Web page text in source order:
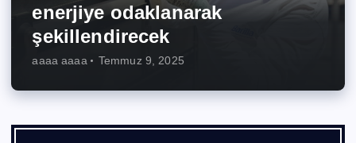
enerjiye odaklanarak
şekillendirecek
aaaa aaaa Temmuz 9, 2025